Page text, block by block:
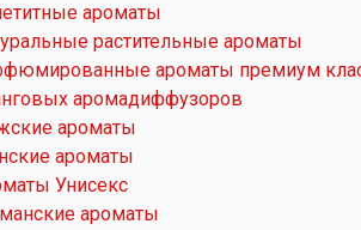
ароматы
растительные ароматы
ароматы премиум
аромадиффузоров
ароматы
ароматы
Унисекс
ароматы